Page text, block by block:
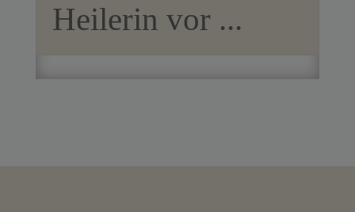
Heilerin vor ...